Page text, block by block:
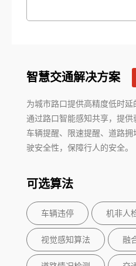
智慧交通解决方案
为城市路口提供高精度低时延
通过路口智能感知共享，提
车辆提醒、限速提醒、道路
驶安全性，保障行人的安全。
可选算法
车辆违停 机非人
视觉感知算法 融